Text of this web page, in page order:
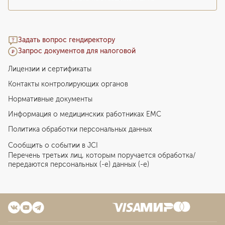
Задать вопрос гендиректору
Запрос документов для налоговой
Лицензии и сертификаты
Контакты контролирующих органов
Нормативные документы
Информация о медицинских работниках EMC
Политика обработки персональных данных
Сообщить о событии в JCI
Перечень третьих лиц, которым поручается обработка/
передаются персональных (-е) данных (-е)